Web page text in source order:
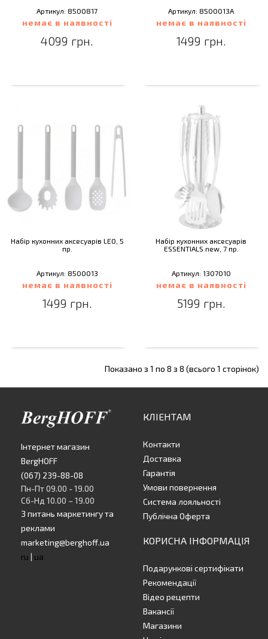
Артикул: 8500817
немає в наявності
4099 грн.
Артикул: 8500013A
немає в наявності
1499 грн.
Набір кухонних аксесуарів LEO, 5
пр.
Артикул: 8500013
немає в наявності
1499 грн.
Набір кухонних аксесуарів
ESSENTIALS new, 7 пр.
Артикул: 1307010
немає в наявності
5199 грн.
Показано з 1 по 8 з 8 (всього 1 сторінок)
Інтернет магазин
BergHOFF
(067) 239-88-08
Пн-Пт 09.00 - 19.00
Сб-Нд 10.00 – 19.00
З питань маркетингу та
реклами
marketing@berghoff.ua
ru | ua
КЛІЕНТАМ
Контакти
Доставка
Гарантія
Умови повернення
Система лояльності
Публічна Оферта
КОРИСНА ІНФОРМАЦІЯ
Подарункові сертифікати
Рекомендації
Відео рецепти
Вакансії
Магазини